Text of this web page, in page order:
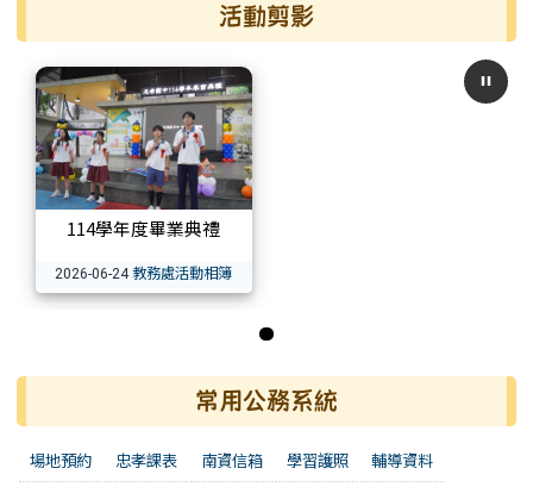
活動剪影
114學年度畢業典禮
2026-06-24 教務處活動相簿
常用公務系統
場地預約 忠孝課表 南資信箱 學習護照 輔導資料